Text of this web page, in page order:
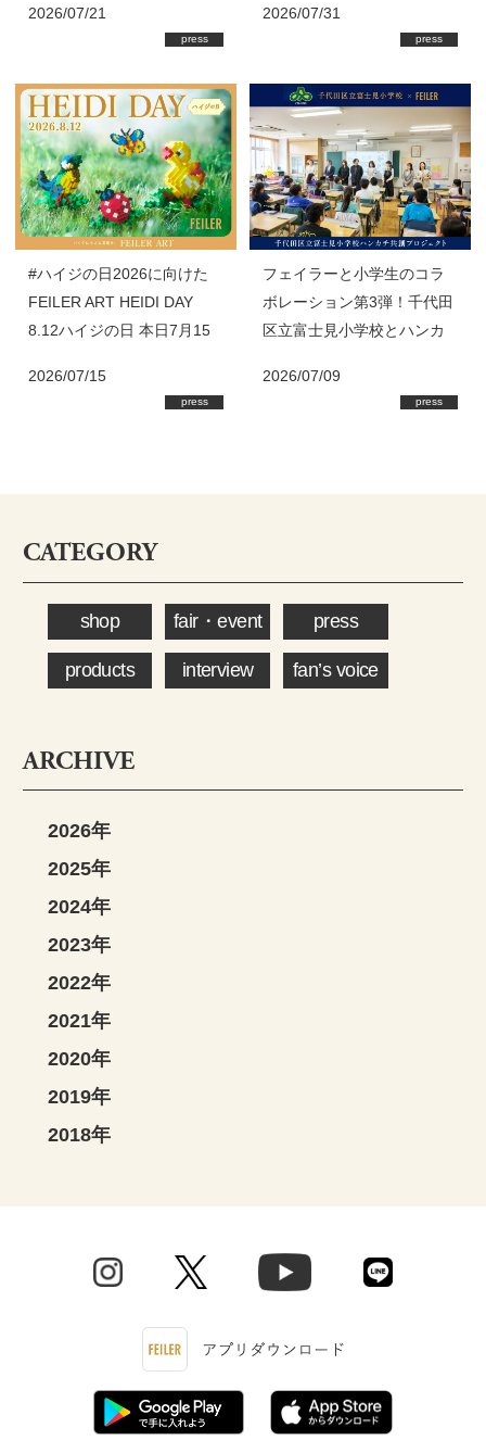
2026/07/21
press
販売 フェイラーではハン
カチの売上の一部を首里城
基金に寄付
2026/07/31
press
#ハイジの日2026に向けた
FEILER ART HEIDI DAY
8.12ハイジの日 本日7月15
2026/07/15
press
フェイラーと小学生のコラ
ボレーション第3弾！千代田
区立富士見小学校とハンカ
2026/07/09
press
CATEGORY
shop fair・event press
products interview fan’s voice
ARCHIVE
2026年
2025年
2024年
2023年
2022年
2021年
2020年
2019年
2018年